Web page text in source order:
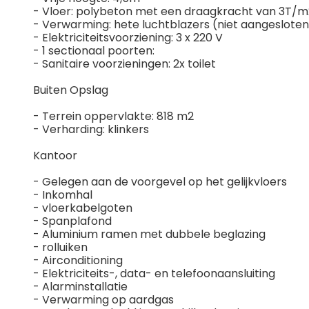
- Vloer: polybeton met een draagkracht van 3T/
- Verwarming: hete luchtblazers (niet
- Elektriciteitsvoorziening: 3 x 220 V
- 1 sectionaal poorten:
- Sanitaire voorzieningen: 2x toilet
Buiten Opslag
- Terrein oppervlakte: 818 m2
- Verharding: klinkers
Kantoor
- Gelegen aan de voorgevel op het gelijkvloers
- Inkomhal
- vloerkabelgoten
- Spanplafond
- Aluminium ramen met dubbele beglazing
- rolluiken
- Airconditioning
- Elektriciteits-, data- en telefoonaansluiting
- Alarminstallatie
- Verwarming op aardgas